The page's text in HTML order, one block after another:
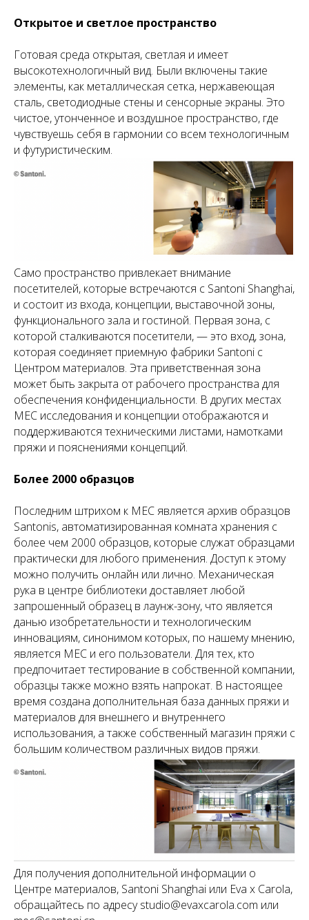
Открытое и светлое пространство
Готовая среда открытая, светлая и имеет
высокотехнологичный вид. Были включены такие
элементы, как металлическая сетка, нержавеющая
сталь, светодиодные стены и сенсорные экраны. Это
чистое, утонченное и воздушное пространство, где
чувствуешь себя в гармонии со всем технологичным
и футуристическим.
Само пространство привлекает внимание
посетителей, которые встречаются с Santoni Shanghai,
и состоит из входа, концепции, выставочной зоны,
функционального зала и гостиной. Первая зона, с
которой сталкиваются посетители, — это вход, зона,
которая соединяет приемную фабрики Santoni с
Центром материалов. Эта приветственная зона
может быть закрыта от рабочего пространства для
обеспечения конфиденциальности. В других местах
MEC исследования и концепции отображаются и
поддерживаются техническими листами, намотками
пряжи и пояснениями концепций.
Более 2000 образцов
Последним штрихом к MEC является архив образцов
Santonis, автоматизированная комната хранения с
более чем 2000 образцов, которые служат образцами
практически для любого применения. Доступ к этому
можно получить онлайн или лично. Механическая
рука в центре библиотеки доставляет любой
запрошенный образец в лаунж-зону, что является
данью изобретательности и технологическим
инновациям, синонимом которых, по нашему мнению,
является MEC и его пользователи. Для тех, кто
предпочитает тестирование в собственной компании,
образцы также можно взять напрокат. В настоящее
время создана дополнительная база данных пряжи и
материалов для внешнего и внутреннего
использования, а также собственный магазин пряжи с
большим количеством различных видов пряжи.
Для получения дополнительной информации о
Центре материалов, Santoni Shanghai или Eva x Carola,
обращайтесь по адресу studio@evaxcarola.com или